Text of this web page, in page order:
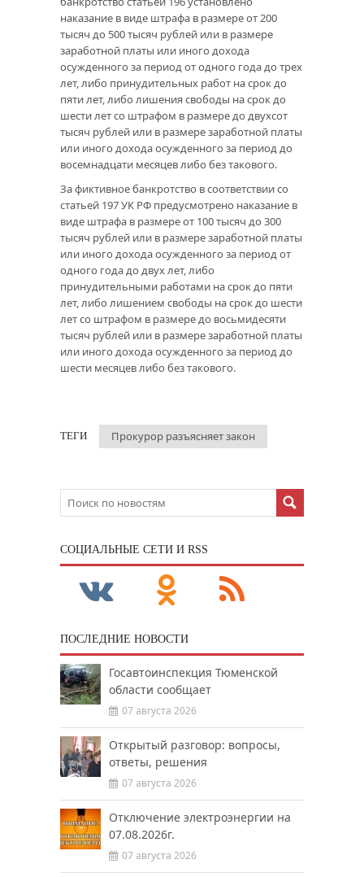
наказание в виде штрафа в размере от 200
тысяч до 500 тысяч рублей или в размере
заработной платы или иного дохода
осужденного за период от одного года до трех
лет, либо принудительных работ на срок до
пяти лет, либо лишения свободы на срок до
шести лет со штрафом в размере до двухсот
тысяч рублей или в размере заработной платы
или иного дохода осужденного за период до
восемнадцати месяцев либо без такового.
За фиктивное банкротство в соответствии со
статьей 197 УК РФ предусмотрено наказание в
виде штрафа в размере от 100 тысяч до 300
тысяч рублей или в размере заработной платы
или иного дохода осужденного за период от
одного года до двух лет, либо
принудительными работами на срок до пяти
лет, либо лишением свободы на срок до шести
лет со штрафом в размере до восьмидесяти
тысяч рублей или в размере заработной платы
или иного дохода осужденного за период до
шести месяцев либо без такового.
ТЕГИ Прокурор разъясняет закон
CОЦИАЛЬНЫЕ СЕТИ И RSS
ПОСЛЕДНИЕ НОВОСТИ
Госавтоинспекция Тюменской
области сообщает
07 августа 2026
Открытый разговор: вопросы,
ответы, решения
07 августа 2026
Отключение электроэнергии на
07.08.2026г.
07 августа 2026